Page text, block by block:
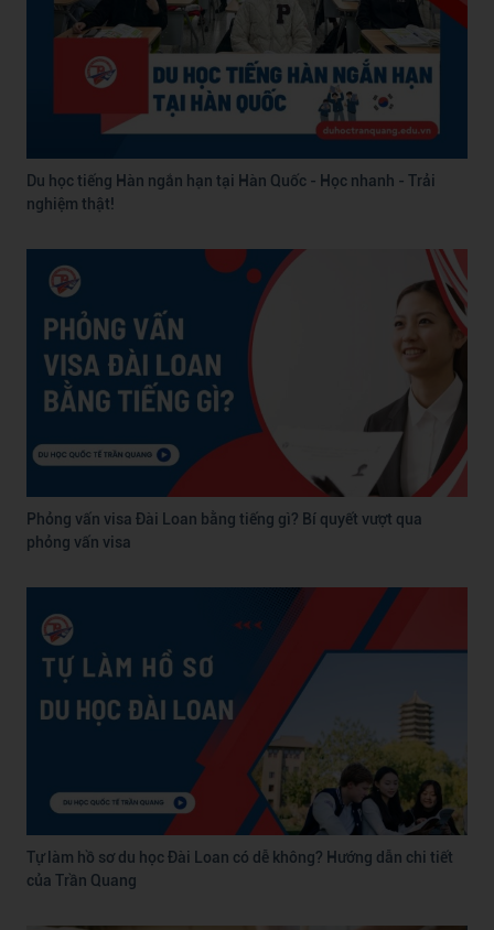
Du học tiếng Hàn ngắn hạn tại Hàn Quốc - Học nhanh - Trải
nghiệm thật!
Phỏng vấn visa Đài Loan bằng tiếng gì? Bí quyết vượt qua
phỏng vấn visa
Tự làm hồ sơ du học Đài Loan có dễ không? Hướng dẫn chi tiết
của Trần Quang